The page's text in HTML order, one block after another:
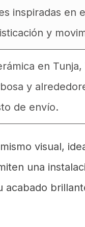
inspiradas en
y
en
y
de envío.
visual,
una